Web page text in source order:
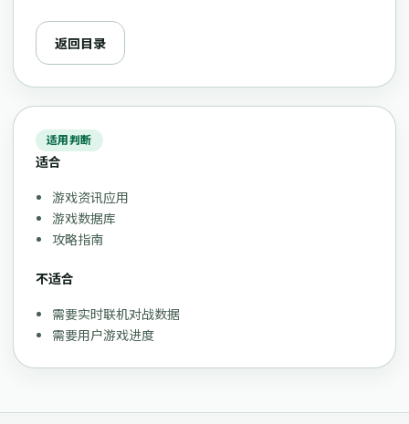
返回目录
适用判断
适合
游戏资讯应用
游戏数据库
攻略指南
不适合
需要实时联机对战数据
需要用户游戏进度